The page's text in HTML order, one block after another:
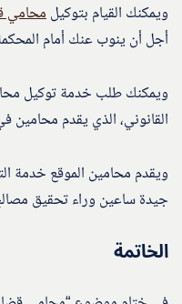
ويمكنك القيام بتوكيلمحامي
أجل أن ينوب عنك أمام
ويمكنك طلب خدمة توكيل
القانوني، الذي يقدم
ويقدم محامين الموقع خدمة
جيدة ساعين وراء تحقيق
الخاتمة